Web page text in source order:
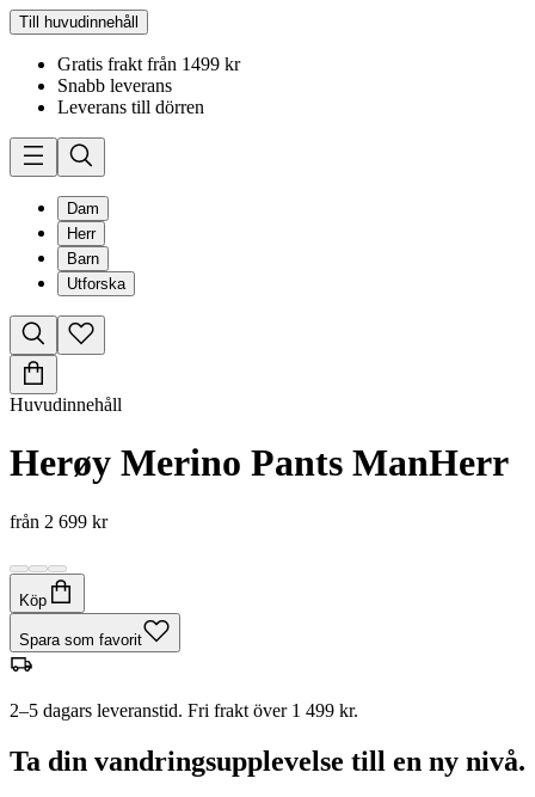
Till huvudinnehåll
Gratis frakt från 1499 kr
Snabb leverans
Leverans till dörren
Dam
Herr
Barn
Utforska
Huvudinnehåll
Herøy Merino Pants ManHerr
från 2 699 kr
Köp
Spara som favorit
2–5 dagars leveranstid. Fri frakt över 1 499 kr.
Ta din vandringsupplevelse till en ny nivå.